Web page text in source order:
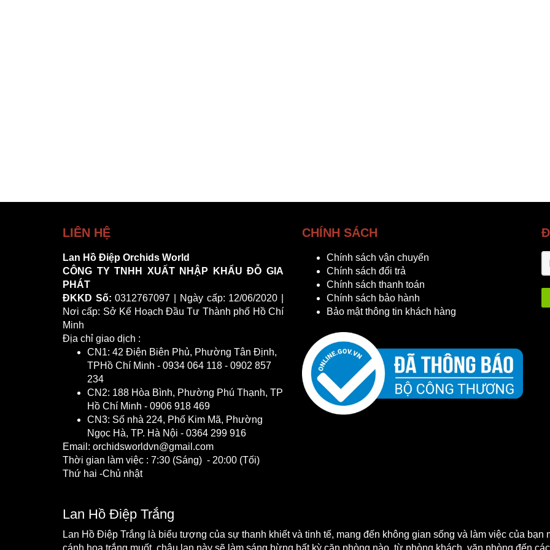
Lan Hồ Điệp Trắng
Lan Hồ Điệp Trắng là biểu tượng của sự thanh khiết và tinh tế, mang đến không gian sống và làm việc của
cánh hoa trắng muốt, chậu lan này sẽ làm sáng bừng bất kỳ căn phòng nào, từ phòng khách, văn phòng đến
LIÊN HỆ
Lan Hồ Điệp Orchids World
CÔNG TY TNHH XUẤT NHẬP KHẨU ĐỖ GIA
PHÁT
ĐKKD Số: 0312767097 | Ngày cấp: 12/06/2020 |
Nơi cấp: Sở Kế Hoạch Đầu Tư Thành phố Hồ Chí
Minh
Địa chỉ giao dịch :
CN1: 42 Điện Biên Phủ, Phường Tân Định,
TPHồ Chí Minh - 0934 064 118 - 0902 857
234
CN2: 188 Hòa Bình, Phường Phú Thạnh, TP
Hồ Chí Minh - 0906 918 469
CN3: Số nhà 224, Phố Kim Mã, Phường
Ngọc Hà, TP. Hà Nội - 0364 299 916
Email: orchidsworldvn@gmail.com
Thời gian làm việc : 7:30 (Sáng) - 20:00 (Tối)
Thứ hai -Chủ nhật
CHÍNH SÁCH
Chính sách vận chuyển
Chính sách đổi trả
Chính sách thanh toán
Chính sách bảo hành
Bảo mật thông tin khách hàng